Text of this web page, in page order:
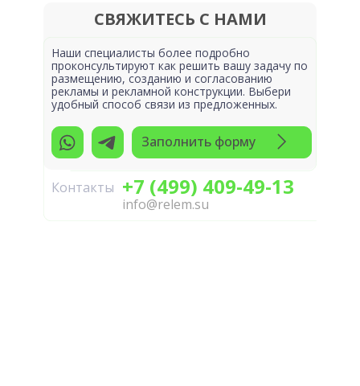
СВЯЖИТЕСЬ С НАМИ
Контакты
Наши специалисты более подробно
проконсультируют как решить вашу задачу по
размещению, созданию и согласованию
рекламы и рекламной конструкции. Выбери
удобный способ связи из предложенных.
+7 (499) 409-49-13
info@relem.su
Заполнить форму